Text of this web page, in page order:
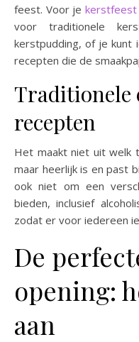
feest. Voor je kerstfeest
voor traditionele
kerstpudding, of je kunt
recepten die de
Traditionele
recepten
Het maakt niet uit welk
maar heerlijk is en past
ook niet om een
bieden, inclusief
zodat er voor iedereen
De
opening:
aan